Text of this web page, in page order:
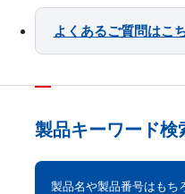
よくあるご質問はこ
製品キーワード検
製品名や製品番号はもち